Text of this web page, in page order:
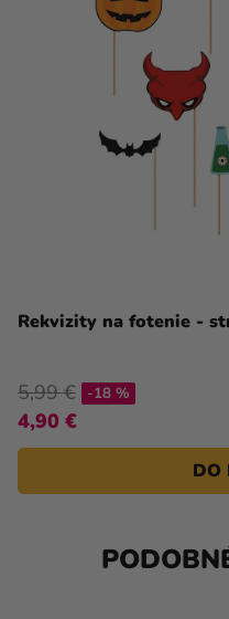
Rekvizity na fotenie -
5,99 €
4,90 €
-18 %
DO